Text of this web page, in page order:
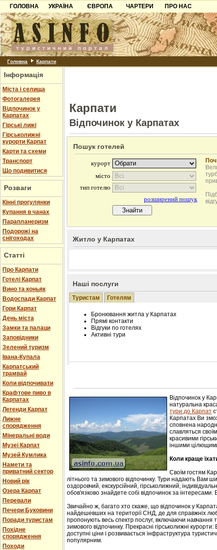
ГОЛОВНА
УКРАЇНА
Карпати
Азов
Причорноморря
Шацьк
ЄВРОПА
Чорногорія
Хорватія
Болгарія
ЧАРТЕРИ
ПРО НАС
Контакти
Партнерам
Додати готель
Головна Карпати
Інформація
Міста і селища
Фотогалерея
Відпочинок у
Карпатах
Гірські лижі
Гірськолижні
курорти Карпат
Карти та схеми
Транспорт
Що подивитися
Розваги
Кінні прогулянки
Купання в чанах
Парапланеризм
Подорожі на
снігоходах
Статті
Про Карпати
Готелі Карпат
Вино та коньяк
Водоспади Карпат
Гори Карпат
День міста
Замки та палаци
Заповідники
Зелений туризм
Івана-Купала
Карпатський
трамвай
Коли відпочивати
Крафтове пиво в
Карпатах
Легенди Карпат
Лижне
спорядження
Мінеральні води
Музеї Карпат
Музей Кумлика
Намети та
приватний сектор
Новий рік
Озера Карпат
Перевали
Печери Буковини
Поради туристам
Похідне
спорядження
Походи
Карпати
Відпочинок у Карпатах
Пошук готелей
Житло у Карпатах
Наші послуги
Туристам Готелям
Бронювання житла у Карпатах
Прямі контакти
Відгуки по готелях
Активні тури
Лічільник відвідувачів
Відпочинок у
натуральна
тури до Карпат
Карпатах Ви
сповнена
славляться
красивими
іншими
Коли краще
Своїм гостям
літнього та зимового відпочинку. Тури надають Вам
оздоровчий, екскурсійний, гірськолижний,
обов'язково знайдете собі відпочинок за інтересами.
Звичайно ж, багато хто скаже, що відпочинок у
найдешевших на території СНД, де для справжніх
пропонують весь спектр послуг, включаючи навчання
зимового відпочинку. Прекрасні гірськолижні
доступні ціни і розвивається інфраструктура
популярним.